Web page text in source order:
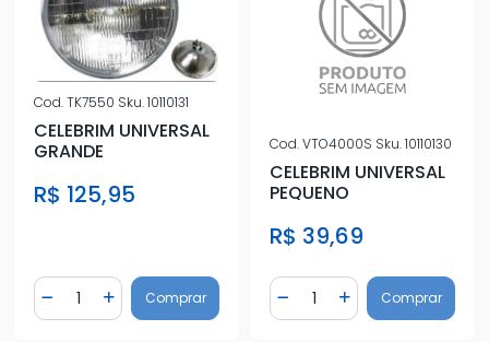
Cod.TK7550 Sku.10110131
CELEBRIM UNIVERSAL
GRANDE
R$ 125,95
Diminuir Quantidade
Quantidade
Adicionar Quantidade
Comprar
Cod.VTO4000S Sku.10110130
CELEBRIM UNIVERSAL
PEQUENO
R$ 39,69
Diminuir Quantidade
Quantidade
AdicionarComprar